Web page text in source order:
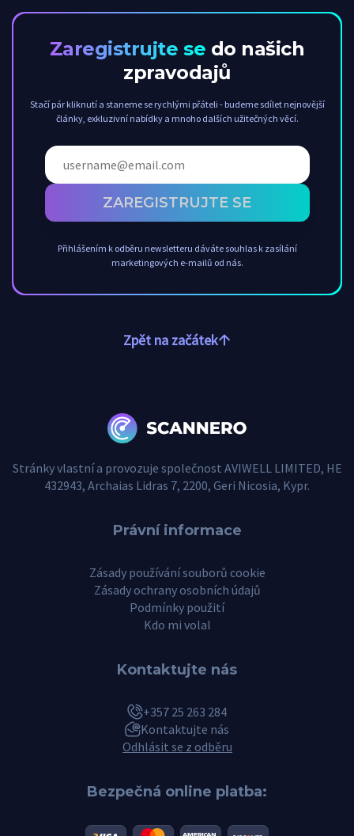
Zaregistrujte se do našich
zpravodajů
Stačí pár kliknutí a staneme se rychlými přáteli - budeme sdílet nejnovější
články, exkluzivní nabídky a mnoho dalších užitečných věcí.
ZAREGISTRUJTE SE
Přihlášením k odběru newsletteru dáváte souhlas k zasílání
marketingových e-mailů od nás.
Zpět na začátek
Stránky vlastní a provozuje společnost AVIWELL LIMITED, HE
432943, Archaias Lidras 7, 2200, Geri Nicosia, Kypr.
Právní informace
Zásady používání souborů cookie
Zásady ochrany osobních údajů
Podmínky použití
Kdo mi volal
Kontaktujte nás
+357 25 263 284
Kontaktujte nás
Odhlásit se z odběru
Bezpečná online platba: